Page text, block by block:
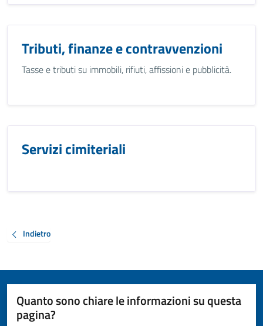
Tributi, finanze e contravvenzioni
Tasse e tributi su immobili, rifiuti, affissioni e pubblicità.
Servizi cimiteriali
Indietro
Quanto sono chiare le informazioni su questa
pagina?